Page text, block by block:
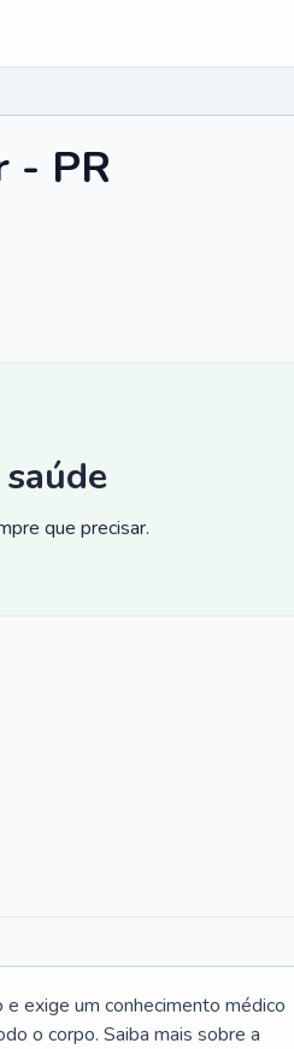
- PR
que precisar.
exige um conhecimento médico
o corpo. Saiba mais sobre a